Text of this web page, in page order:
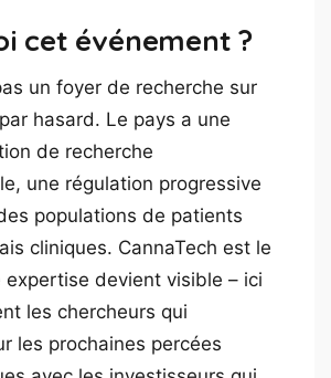
cet événement ?
un foyer de recherche sur
hasard. Le pays a une
de recherche
une régulation progressive
populations de patients
cliniques. CannaTech est le
expertise devient visible – ici
les chercheurs qui
les prochaines percées